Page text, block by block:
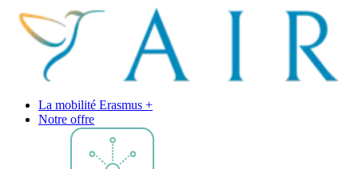
La mobilité Erasmus +
Notre offre